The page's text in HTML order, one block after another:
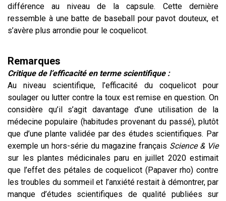
différence au niveau de la capsule. Cette dernière
ressemble à une batte de baseball pour pavot douteux, et
s’avère plus arrondie pour le coquelicot.
Remarques
Critique de l’efficacité en terme scientifique :
Au niveau scientifique, l’efficacité du coquelicot pour
soulager ou lutter contre la toux est remise en question. On
considère qu’il s’agit davantage d’une utilisation de la
médecine populaire (habitudes provenant du passé), plutôt
que d’une plante validée par des études scientifiques. Par
exemple un hors-série du magazine français Science & Vie
sur les plantes médicinales paru en juillet 2020 estimait
que l’effet des pétales de coquelicot (Papaver rho) contre
les troubles du sommeil et l’anxiété restait à démontrer, par
manque d’études scientifiques de qualité publiées sur